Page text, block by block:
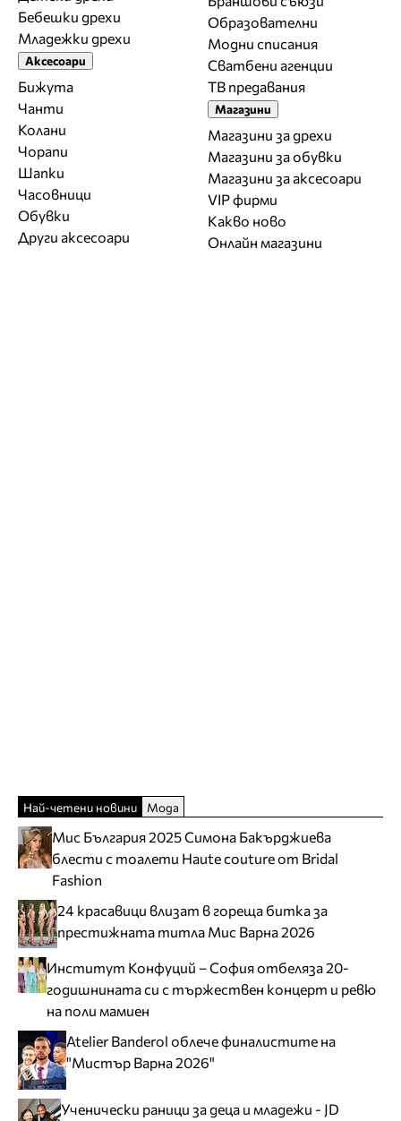
Бебешки дрехи
Младежки дрехи
Аксесоари
Бижута
Чанти
Колани
Чорапи
Шапки
Часовници
Обувки
Други аксесоари
Образователни
Модни списания
Сватбени агенции
ТВ предавания
Магазини
Магазини за дрехи
Магазини за обувки
Магазини за aксесоари
VIP фирми
Какво ново
Онлайн магазини
Най-четени новини Мода
Мис България 2025 Симона Бакърджиева
блести с тоалети Haute couture от Bridal
Fashion
24 красавици влизат в гореща битка за
престижната титла Мис Варна 2026
Институт Конфуций – София отбеляза 20-
годишнината си с тържествен концерт и ревю
на поли мамиен
Atelier Banderol облече финалистите на
"Мистър Варна 2026"
Ученически раници за деца и младежи - JD